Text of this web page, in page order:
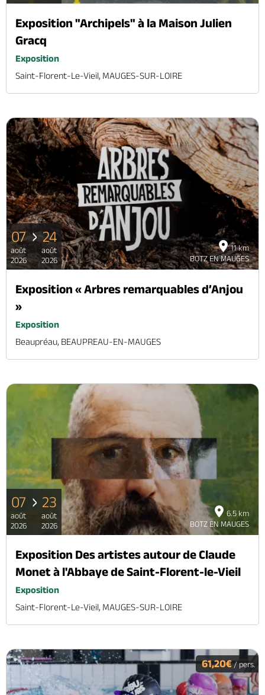
Exposition "Archipels" à la Maison Julien
Gracq
Exposition
Saint-Florent-Le-Vieil, MAUGES-SUR-LOIRE
11 km
BOTZ EN MAUGES
07
août
2026
24
août
2026
Exposition « Arbres remarquables d’Anjou
»
Exposition
Beaupréau, BEAUPREAU-EN-MAUGES
6.5 km
BOTZ EN MAUGES
07
août
2026
23
août
2026
Exposition Des artistes autour de Claude
Monet à l'Abbaye de Saint-Florent-le-Vieil
Exposition
Saint-Florent-Le-Vieil, MAUGES-SUR-LOIRE
61,20€/ pers.